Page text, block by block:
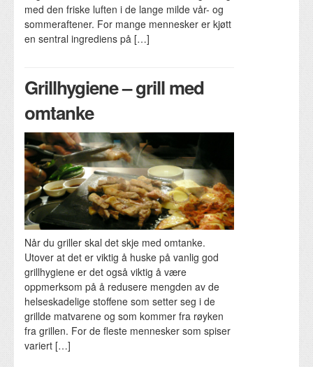
med den friske luften i de lange milde vår- og
sommeraftener. For mange mennesker er kjøtt
en sentral ingrediens på […]
Grillhygiene – grill med
omtanke
Når du griller skal det skje med omtanke.
Utover at det er viktig å huske på vanlig god
grillhygiene er det også viktig å være
oppmerksom på å redusere mengden av de
helseskadelige stoffene som setter seg i de
grillde matvarene og som kommer fra røyken
fra grillen. For de fleste mennesker som spiser
variert […]